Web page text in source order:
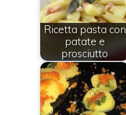
Ricetta pasta con
patate e
prosciutto